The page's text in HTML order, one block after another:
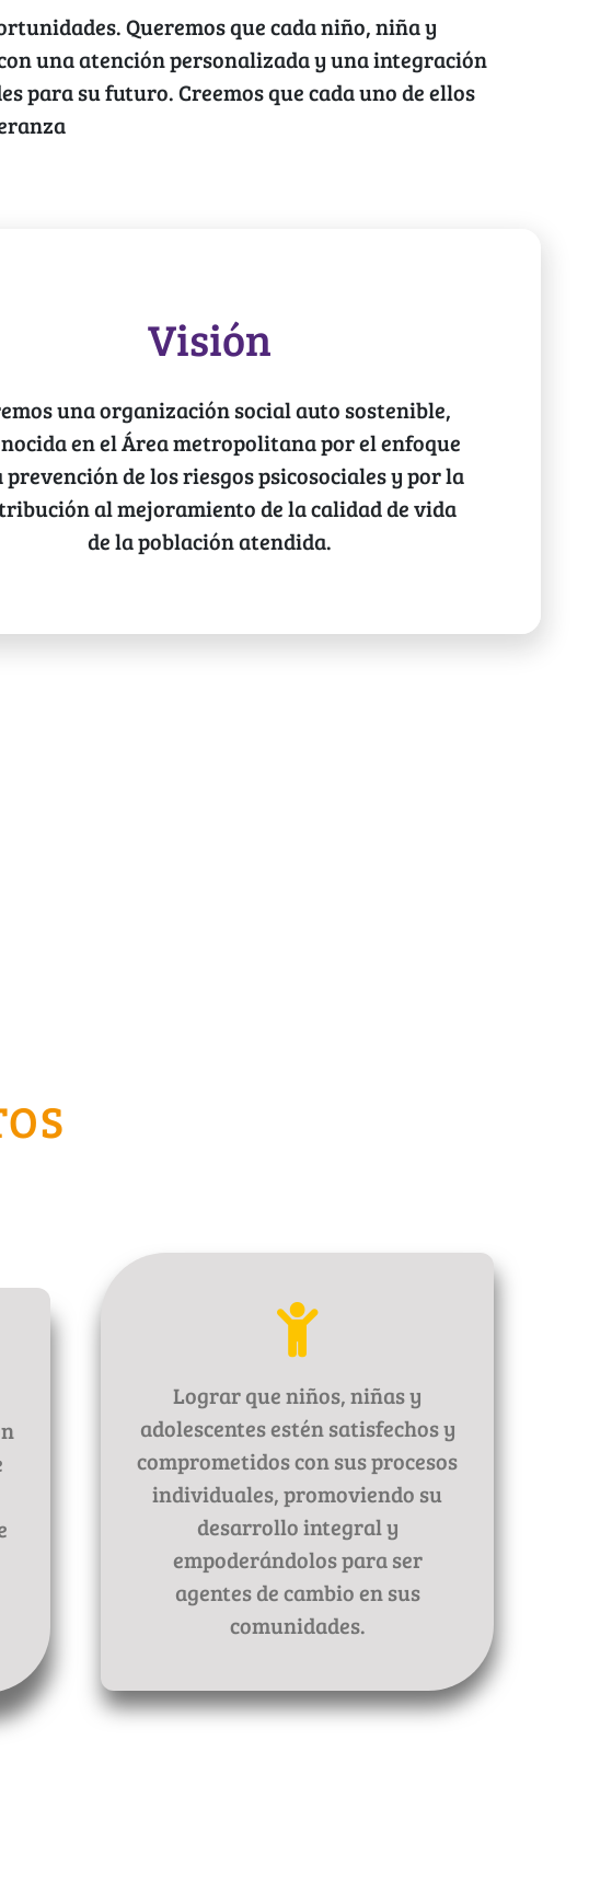
Queremos que cada niño, niña y
una atención personalizada y una integración
para su futuro. Creemos que cada uno de ellos
Visión
una organización social auto sostenible,
en el Área metropolitana por el enfoque
prevención de los riesgos psicosociales y por la
al mejoramiento de la calidad de vida
de la población atendida.
Lograr que niños, niñas y
adolescentes estén satisfechos y
comprometidos con sus procesos
individuales, promoviendo su
desarrollo integral y
empoderándolos para ser
agentes de cambio en sus
comunidades.